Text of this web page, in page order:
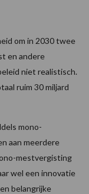
om in 2030 twee
en andere
niet realistisch.
ruim 30 miljard
mono-
aan meerdere
mestvergisting
wel een innovatie
belangrijke